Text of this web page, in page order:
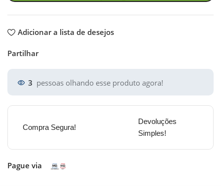
Adicionar a lista de desejos
Partilhar
3 pessoas olhando esse produto agora!
Compra Segura!
Devoluções
Simples!
Pague via